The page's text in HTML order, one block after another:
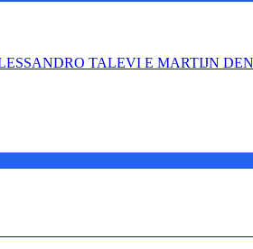
TALEVI E MARTIJN
dell’Orchestra